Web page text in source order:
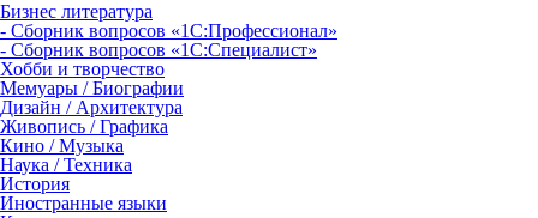
Бизнес литература
- Сборник вопросов «1С:Профессионал»
- Сборник вопросов «1С:Специалист»
Хобби и творчество
Мемуары / Биографии
Дизайн / Архитектура
Живопись / Графика
Кино / Музыка
Наука / Техника
История
Иностранные языки